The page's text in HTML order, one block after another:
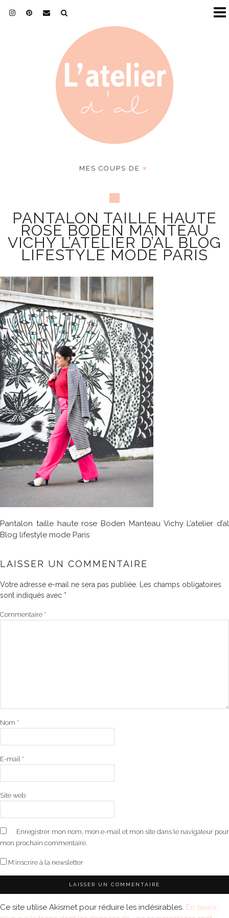
MES COUPS DE ♥
PANTALON TAILLE HAUTE
ROSE BODEN MANTEAU
VICHY L’ATELIER D’AL BLOG
LIFESTYLE MODE PARIS
Pantalon taille haute rose Boden Manteau Vichy L’atelier d’al
Blog lifestyle mode Paris
LAISSER UN COMMENTAIRE
Votre adresse e-mail ne sera pas publiée.
Les champs obligatoires
sont indiqués avec *
Commentaire *
Nom *
E-mail *
Site web
Enregistrer mon nom, mon e-mail et mon site dans le navigateur pour
mon prochain commentaire.
M'inscrire à la newsletter
Ce site utilise Akismet pour réduire les indésirables. En savoir